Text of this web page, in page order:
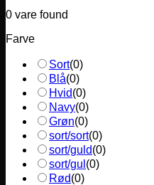
0 vare found
Farve
Sort(0)
Blå(0)
Hvid(0)
Navy(0)
Grøn(0)
sort/sort(0)
sort/guld(0)
sort/gul (0)
Rød(0)